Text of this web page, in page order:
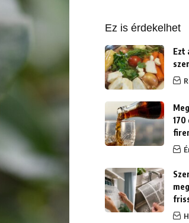
Ez is érdekelhet
Ezt
170